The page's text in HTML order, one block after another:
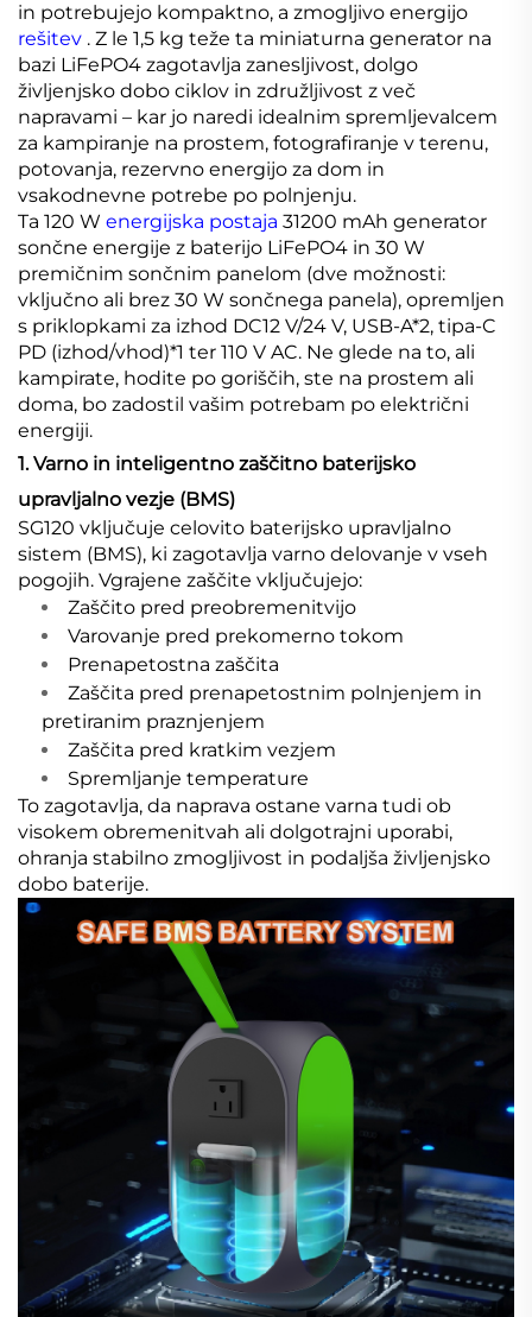
in potrebujejo kompaktno, a zmogljivo energijo
rešitev . Z le 1,5 kg teže ta miniaturna generator na
bazi LiFePO4 zagotavlja zanesljivost, dolgo
življenjsko dobo ciklov in združljivost z več
napravami – kar jo naredi idealnim spremljevalcem
za kampiranje na prostem, fotografiranje v terenu,
potovanja, rezervno energijo za dom in
vsakodnevne potrebe po polnjenju.
Ta 120 W energijska postaja 31200 mAh generator
sončne energije z baterijo LiFePO4 in 30 W
premičnim sončnim panelom (dve možnosti:
vključno ali brez 30 W sončnega panela), opremljen
s priklopkami za izhod DC12 V/24 V, USB-A*2, tipa-C
PD (izhod/vhod)*1 ter 110 V AC. Ne glede na to, ali
kampirate, hodite po goriščih, ste na prostem ali
doma, bo zadostil vašim potrebam po električni
energiji.
1. Varno in inteligentno zaščitno baterijsko
upravljalno vezje (BMS)
SG120 vključuje celovito baterijsko upravljalno
sistem (BMS), ki zagotavlja varno delovanje v vseh
pogojih. Vgrajene zaščite vključujejo:
Zaščito pred preobremenitvijo
Varovanje pred prekomerno tokom
Prenapetostna zaščita
Zaščita pred prenapetostnim polnjenjem in
pretiranim praznjenjem
Zaščita pred kratkim vezjem
Spremljanje temperature
To zagotavlja, da naprava ostane varna tudi ob
visokem obremenitvah ali dolgotrajni uporabi,
ohranja stabilno zmogljivost in podaljša življenjsko
dobo baterije.